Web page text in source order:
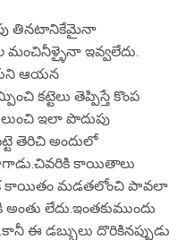
తినటానికేమైనా
మంచినీళ్ళైనా ఇవ్వలేదు.
ఆయన
కట్టెలు తెప్పిస్తే కొంప
ఇలా పొదుపు
తెరిచి అందులో
కాయితాలు
కాయితం మడతలోంచి పావలా
లేదు.ఇంతకుముందు
ఈ డబ్బులు దొరికినప్పుడు